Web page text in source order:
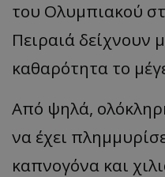
του Ολυμπιακού
Πειραιά δείχνουν
καθαρότητα το
Από ψηλά,
να έχει
καπνογόνα και